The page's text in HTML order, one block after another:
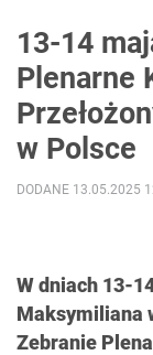
13-14
Plenarne
w Polsce
W dniach 13-
Maksymiliana
Zebranie
DODANE 13.05.2025